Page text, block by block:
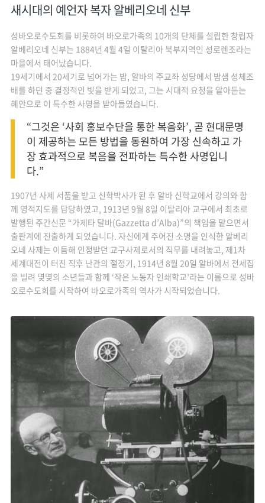
새시대의 예언자 복자 알베리오네 신부
성바오로수도회를 비롯하여 바오로가족의 10개의 단체를 설립한 창립자
알베리오네 신부는 1884년 4월 4일 이탈리아 북부지역인 성로렌조라는
마을에서 태어났습니다.
19세기에서 20세기로 넘어가는 밤, 알바의 주교좌 성당에서 밤샘 성체조
배를 하던 중 결정적인 빛을 받게 되었고, 그는 시대적 요청을 알아듣는
혜안으로 이 특수한 사명을 받아들였습니다.
“그것은 ‘사회 홍보수단을 통한 복음화’, 곧 현대문명
이 제공하는 모든 방법을 동원하여 가장 신속하고 가
장 효과적으로 복음을 전파하는 특수한 사명입니
다.”
1907년 사제 서품을 받고 신학박사가 된 후 알바 신학교에서 강의와 함
께 영적지도를 담당하였고, 1913년 9월 8일 이탈리아 교구에서 최초로
발행된 주간신문 “가제타 달바(Gazzetta d’Alba)”의 책임을 맡으면서
출판계에 진출하게 되었습니다. 자신에게 주어진 소명을 인식한 알베리
오네 사제는 이듬해 인정받던 교구사제로서의 직무를 내려놓고, 제1차
세계대전이 터진 직후 난관의 절정기, 1914년 8월 20일 알바에서 전세집
을 빌려 몇몇의 소년들과 함께 ‘작은 노동자 인쇄학교’라는 이름으로 성바
오로수도회를 시작하여 바오로가족의 역사가 시작되었습니다.